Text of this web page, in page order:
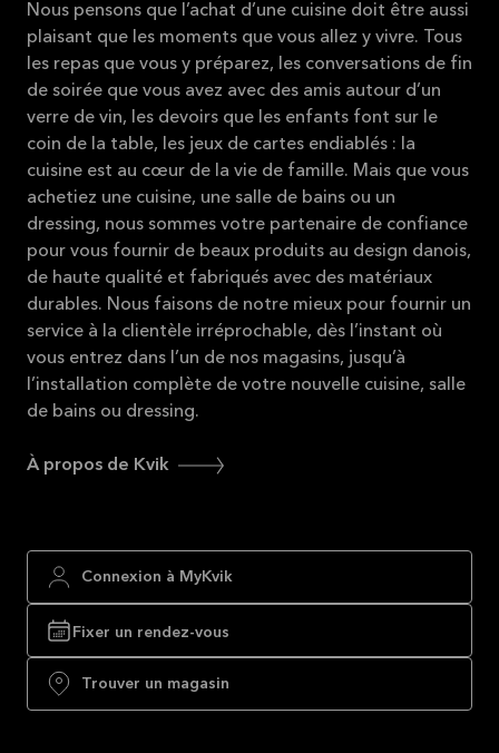
Nous pensons que l’achat d’une cuisine doit être aussi
plaisant que les moments que vous allez y vivre. Tous
les repas que vous y préparez, les conversations de fin
de soirée que vous avez avec des amis autour d’un
verre de vin, les devoirs que les enfants font sur le
coin de la table, les jeux de cartes endiablés : la
cuisine est au cœur de la vie de famille. Mais que vous
achetiez une cuisine, une salle de bains ou un
dressing, nous sommes votre partenaire de confiance
pour vous fournir de beaux produits au design danois,
de haute qualité et fabriqués avec des matériaux
durables. Nous faisons de notre mieux pour fournir un
service à la clientèle irréprochable, dès l’instant où
vous entrez dans l’un de nos magasins, jusqu’à
l’installation complète de votre nouvelle cuisine, salle
de bains ou dressing.
À propos de Kvik
Connexion à MyKvik
Fixer un rendez-vous
Trouver un magasin